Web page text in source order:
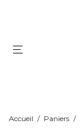
Accueil / Paniers /